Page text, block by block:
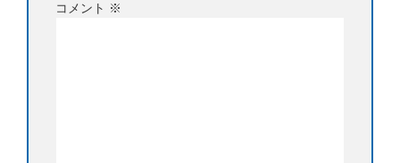
コメント ※